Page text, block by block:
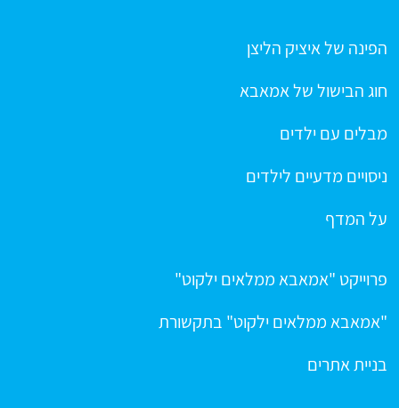
הפינה של איציק הליצן
חוג הבישול של אמאבא
מבלים עם ילדים
ניסויים מדעיים לילדים
על המדף
פרוייקט "אמאבא ממלאים ילקוט"
"אמאבא ממלאים ילקוט" בתקשורת
בניית אתרים